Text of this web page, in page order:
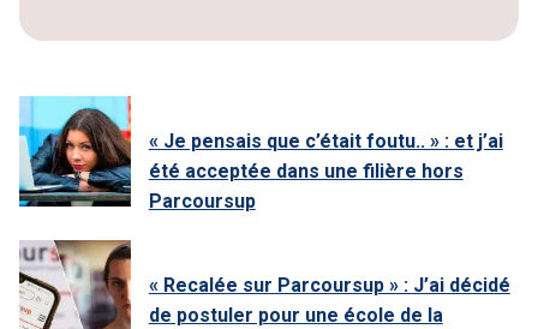
« Je pensais que c’était foutu.. » : et j’ai
été acceptée dans une filière hors
Parcoursup
« Recalée sur Parcoursup » : J’ai décidé
de postuler pour une école de la